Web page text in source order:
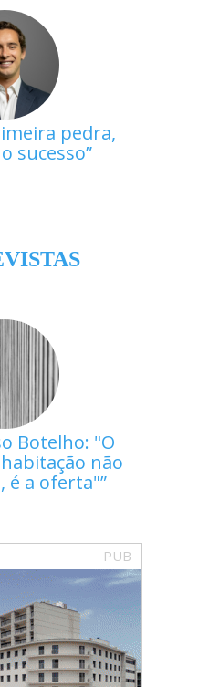
pedra,
sucesso
Botelho: "O
não
é a oferta"
PUB